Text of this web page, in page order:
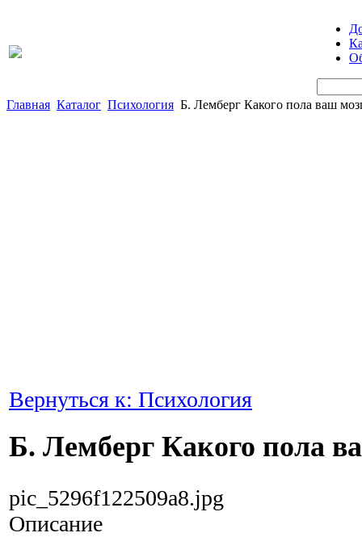
Главная Каталог Психология Б. Лемберг Какого пола ваш
Вернуться к: Психология
Б. Лемберг Какого пола
pic_5296f122509a8.jpg
Описание